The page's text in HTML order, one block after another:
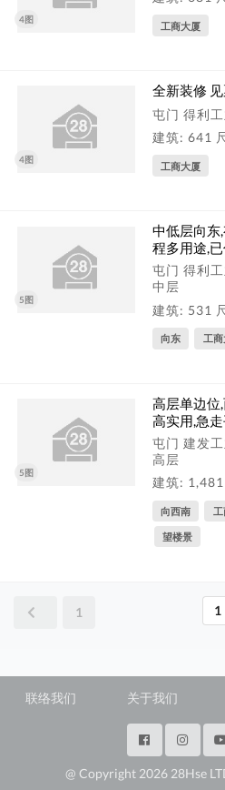
4图
工商大厦
4图
全新装修
屯门 得利
建筑: 641
工商大厦
5图
中低层向东
程多用途,
屯门 得利
中层
建筑: 531
向东 工
5图
高层单边位
高实用,急
屯门 建发
高层
建筑: 1,481
向西南
望楼景
1 1
联络我们 关于我们
@ Copyright 2026 28Hse